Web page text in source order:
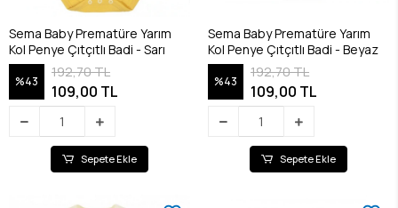
Sema Baby Prematüre Yarım
Kol Penye Çıtçıtlı Badi - Sarı
%43
192,70 TL
109,00 TL
Sepete Ekle
Sema Baby Prematüre Yarım
Kol Penye Çıtçıtlı Badi - Beyaz
%43
192,70 TL
109,00 TL
Sepete Ekle